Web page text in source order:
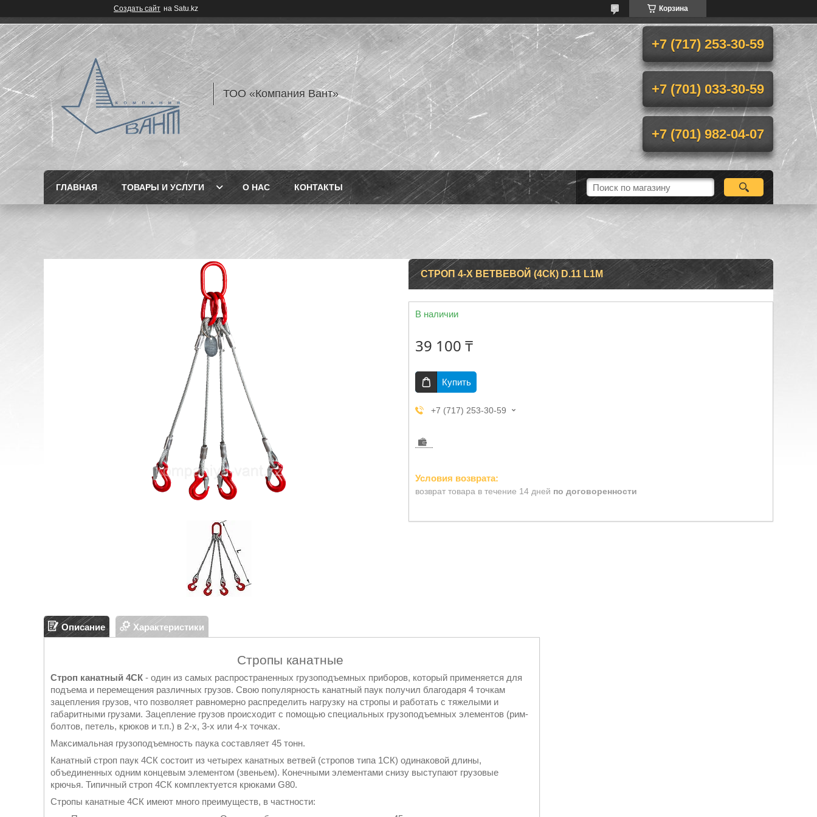
Создать сайт на Satu.kz Корзина
ТОО «Компания Вант»
+7 (717) 253-30-59
+7 (701) 033-30-59
+7 (701) 982-04-07
ГЛАВНАЯ ТОВАРЫ И УСЛУГИ О НАС КОНТАКТЫ
СТРОП 4-Х ВЕТВЕВОЙ (4СК) D.11 L1М
В наличии
39 100 ₸
Купить
+7 (717) 253-30-59
возврат товара в течение 14 дней по договоренности
Описание Характеристики
Стропы канатные
Строп канатный 4СК - один из самых распространенных грузоподъемных приборов, который применяется для
подъема и перемещения различных грузов. Свою популярность канатный паук получил благодаря 4 точкам
зацепления грузов, что позволяет равномерно распределить нагрузку на стропы и работать с тяжелыми и
габаритными грузами. Зацепление грузов происходит с помощью специальных грузоподъемных элементов (рим-
болтов, петель, крюков и т.п.) в 2-х, 3-х или 4-х точках.
Максимальная грузоподъемность паука составляет 45 тонн.
Канатный строп паук 4СК состоит из четырех канатных ветвей (стропов типа 1СК) одинаковой длины,
объединенных одним концевым элементом (звеньем). Конечными элементами снизу выступают грузовые
крючья. Типичный строп 4СК комплектуется крюками G80.
Стропы канатные 4СК имеют много преимуществ, в частности: